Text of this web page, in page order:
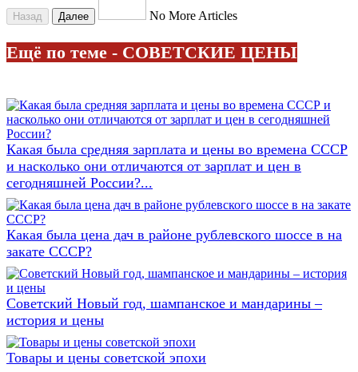
Назад Далее No More Articles
Ещё по теме - СОВЕТСКИЕ ЦЕНЫ
Какая была средняя зарплата и цены во времена СССР
и насколько они отличаются от зарплат и цен в
сегодняшней России?...
Какая была цена дач в районе рублевского шоссе в на
закате СССР?
Советский Новый год, шампанское и мандарины –
история и цены
Товары и цены советской эпохи